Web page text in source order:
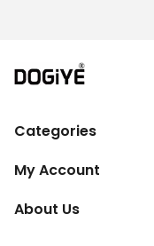
Categories
My Account
About Us